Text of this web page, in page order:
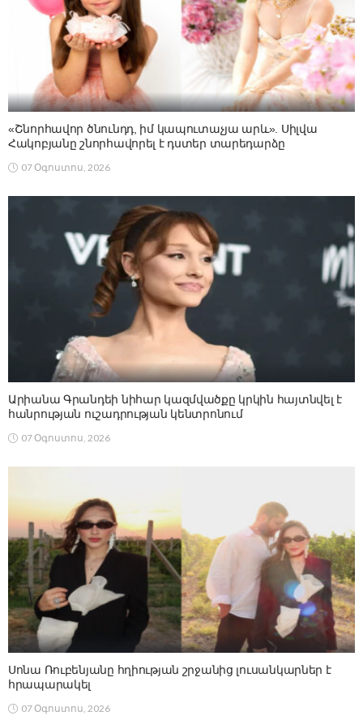
«Շնորհավոր ծնունդդ, իմ կապուտաչյա արև». Սիլվա
Հակոբյանը շնորհավորել է դստեր տարեդարձը
07 Օգոստոս, 2026
Արիանա Գրանդեի նիհար կազմվածքը կրկին հայտնվել է
հանրության ուշադրության կենտրոնում
07 Օգոստոս, 2026
Սոնա Ռուբենյանը հղիության շրջանից լուսանկարներ է
հրապարակել
07 Օգոստոս, 2026